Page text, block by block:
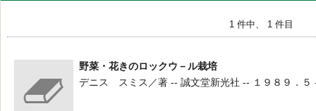
1 件中、 1 件目
野菜・花きのロックウ－ル栽培
デニス スミス／著 -- 誠文堂新光社 -- １９８９．５